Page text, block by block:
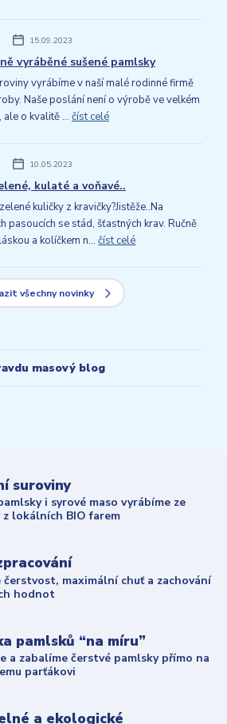
15.09.2023
vyráběné sušené pamlsky
vyrábíme v naší malé rodinné firmě
Naše poslání není o výrobě ve velkém
ale o kvalitě ... číst celé
10.05.2023
kulaté a voňavé..
kuličky z kravičky?Jistěže..Na
pasoucích se stád, šťastných krav. Ručně
a kolíčkem n...číst celé
všechny novinky
masový blog
suroviny
i syrové maso vyrábíme ze
z lokálních BIO farem
čerstvost, maximální chuť a zachování
hodnot
pamlsků “na míru”
a zabalíme čerstvé pamlsky přímo na
parťákovi
a ekologické